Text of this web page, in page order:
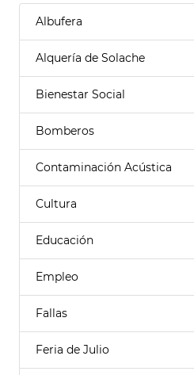
Albufera
Alquería de Solache
Bienestar Social
Bomberos
Contaminación Acústica
Cultura
Educación
Empleo
Fallas
Feria de Julio